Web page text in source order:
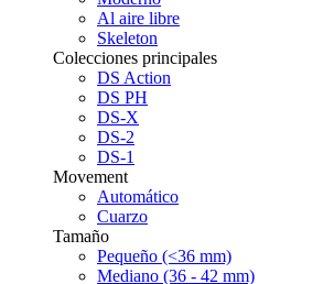
Al aire libre
Skeleton
Colecciones principales
DS Action
DS PH
DS-X
DS-2
DS-1
Movement
Automático
Cuarzo
Tamaño
Pequeño (<36 mm)
Mediano (36 - 42 mm)